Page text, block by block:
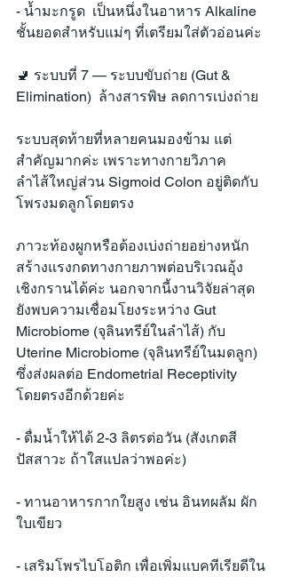
- น้ำมะกรูด  เป็นหนึ่งในอาหาร Alkaline
ชั้นยอดสำหรับแม่ๆ ที่เตรียมใส่ตัวอ่อนค่ะ
🚽 ระบบที่ 7 — ระบบขับถ่าย (Gut &
Elimination)  ล้างสารพิษ ลดการเบ่งถ่าย
ระบบสุดท้ายที่หลายคนมองข้าม แต่
สำคัญมากค่ะ เพราะทางกายวิภาค
ลำไส้ใหญ่ส่วน Sigmoid Colon อยู่ติดกับ
โพรงมดลูกโดยตรง
ภาวะท้องผูกหรือต้องเบ่งถ่ายอย่างหนัก
สร้างแรงกดทางกายภาพต่อบริเวณอุ้ง
เชิงกรานได้ค่ะ นอกจากนี้งานวิจัยล่าสุด
ยังพบความเชื่อมโยงระหว่าง Gut
Microbiome (จุลินทรีย์ในลำไส้) กับ
Uterine Microbiome (จุลินทรีย์ในมดลูก)
ซึ่งส่งผลต่อ Endometrial Receptivity
โดยตรงอีกด้วยค่ะ
- ดื่มน้ำให้ได้ 2-3 ลิตรต่อวัน (สังเกตสี
ปัสสาวะ ถ้าใสแปลว่าพอค่ะ)
- ทานอาหารกากใยสูง เช่น อินทผลัม ผัก
ใบเขียว
- เสริมโพรไบโอติก เพื่อเพิ่มแบคทีเรียดีใน